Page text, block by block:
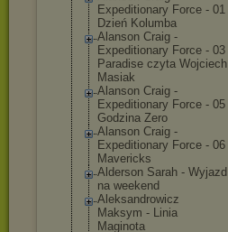
Expeditionary Force - 01
Dzień Kolumba
Alanson Craig -
Expeditionary Force - 03
Paradise czyta Wojciech
Masiak
Alanson Craig -
Expeditionary Force - 05
Godzina Zero
Alanson Craig -
Expeditionary Force - 06
Mavericks
Alderson Sarah - Wyjazd
na weekend
Aleksandrowicz
Maksym - Linia
Maginota